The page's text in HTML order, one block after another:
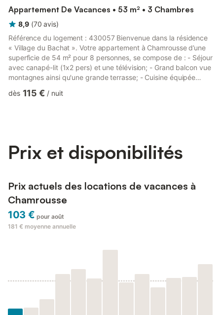
Appartement De Vacances • 53 m² • 3 Chambres
8,9 (70 avis)
Référence du logement : 430057 Bienvenue dans la résidence
« Village du Bachat ». Votre appartement à Chamrousse d’une
superficie de 54 m² pour 8 personnes, se compose de : - Séjour
avec canapé-lit (1x2 pers) et une télévision; - Grand balcon vue
montagnes ainsi qu'une grande terrasse; - Cuisine équipée
cafetière à filtre, grille-pain, bouilloire, crêpière, appareil à
dès 115 € / nuit
Prix et disponibilités
Prix actuels des locations de vacances à
Chamrousse
103 € pour août
181 € moyenne annuelle